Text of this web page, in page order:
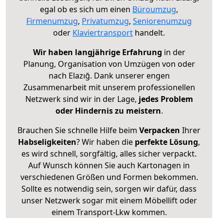
egal ob es sich um einen Büroumzug,
Firmenumzug, Privatumzug, Seniorenumzug
oder Klaviertransport handelt.
Wir haben langjährige Erfahrung in der
Planung, Organisation von Umzügen von oder
nach Elazığ. Dank unserer engen
Zusammenarbeit mit unserem professionellen
Netzwerk sind wir in der Lage, jedes Problem
oder Hindernis zu meistern.
Brauchen Sie schnelle Hilfe beim Verpacken Ihrer
Habseligkeiten? Wir haben die perfekte Lösung,
es wird schnell, sorgfältig, alles sicher verpackt.
Auf Wunsch können Sie auch Kartonagen in
verschiedenen Größen und Formen bekommen.
Sollte es notwendig sein, sorgen wir dafür, dass
unser Netzwerk sogar mit einem Möbellift oder
einem Transport-Lkw kommen.